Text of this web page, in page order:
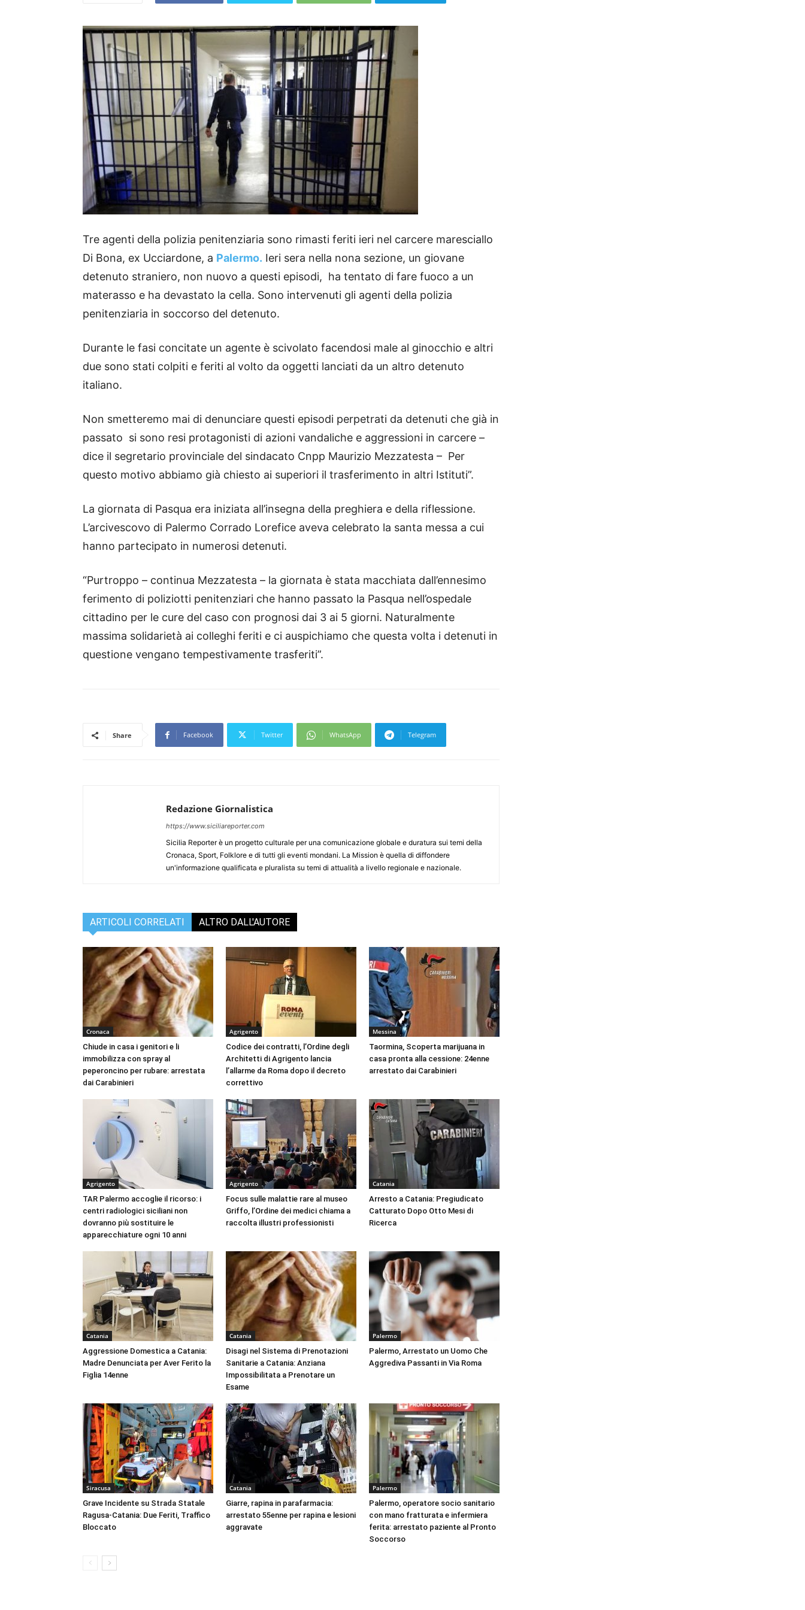
Tre agenti della polizia penitenziaria sono rimasti feriti ieri nel carcere maresciallo
Di Bona, ex Ucciardone, a Palermo. Ieri sera nella nona sezione, un giovane
detenuto straniero, non nuovo a questi episodi, ha tentato di fare fuoco a un
materasso e ha devastato la cella. Sono intervenuti gli agenti della polizia
penitenziaria in soccorso del detenuto.
Durante le fasi concitate un agente è scivolato facendosi male al ginocchio e altri
due sono stati colpiti e feriti al volto da oggetti lanciati da un altro detenuto
italiano.
Non smetteremo mai di denunciare questi episodi perpetrati da detenuti che già in
passato si sono resi protagonisti di azioni vandaliche e aggressioni in carcere –
dice il segretario provinciale del sindacato Cnpp Maurizio Mezzatesta – Per
questo motivo abbiamo già chiesto ai superiori il trasferimento in altri Istituti”.
La giornata di Pasqua era iniziata all’insegna della preghiera e della riflessione.
L’arcivescovo di Palermo Corrado Lorefice aveva celebrato la santa messa a cui
hanno partecipato in numerosi detenuti.
“Purtroppo – continua Mezzatesta – la giornata è stata macchiata dall’ennesimo
ferimento di poliziotti penitenziari che hanno passato la Pasqua nell’ospedale
cittadino per le cure del caso con prognosi dai 3 ai 5 giorni. Naturalmente
massima solidarietà ai colleghi feriti e ci auspichiamo che questa volta i detenuti in
questione vengano tempestivamente trasferiti”.
Share Facebook Twitter WhatsApp Telegram
Redazione Giornalistica
https://www.siciliareporter.com
Sicilia Reporter è un progetto culturale per una comunicazione globale e duratura sui temi della
Cronaca, Sport, Folklore e di tutti gli eventi mondani. La Mission è quella di diffondere
un'informazione qualificata e pluralista su temi di attualità a livello regionale e nazionale.
ARTICOLI CORRELATI ALTRO DALL'AUTORE
Cronaca
Chiude in casa i genitori e li
immobilizza con spray al
peperoncino per rubare: arrestata
dai Carabinieri
Agrigento
Codice dei contratti, l’Ordine degli
Architetti di Agrigento lancia
l’allarme da Roma dopo il decreto
correttivo
Messina
Taormina, Scoperta marijuana in
casa pronta alla cessione: 24enne
arrestato dai Carabinieri
Agrigento
TAR Palermo accoglie il ricorso: i
centri radiologici siciliani non
dovranno più sostituire le
apparecchiature ogni 10 anni
Agrigento
Focus sulle malattie rare al museo
Griffo, l’Ordine dei medici chiama a
raccolta illustri professionisti
Catania
Arresto a Catania: Pregiudicato
Catturato Dopo Otto Mesi di
Ricerca
Catania
Aggressione Domestica a Catania:
Madre Denunciata per Aver Ferito la
Figlia 14enne
Catania
Disagi nel Sistema di Prenotazioni
Sanitarie a Catania: Anziana
Impossibilitata a Prenotare un
Esame
Palermo
Palermo, Arrestato un Uomo Che
Aggrediva Passanti in Via Roma
Siracusa
Grave Incidente su Strada Statale
Ragusa-Catania: Due Feriti, Traffico
Bloccato
Catania
Giarre, rapina in parafarmacia:
arrestato 55enne per rapina e lesioni
aggravate
Palermo
Palermo, operatore socio sanitario
con mano fratturata e infermiera
ferita: arrestato paziente al Pronto
Soccorso